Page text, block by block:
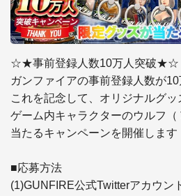
☆★事前登録人数10万人突破★☆
ガンファイアの事前登録人数が10
これを記念して、オリジナルグッ
ゲーム内キャラクターのウルフ
当たるキャンペーンを開催します
■応募方法
(1)GUNFIRE公式Twitterアカウン